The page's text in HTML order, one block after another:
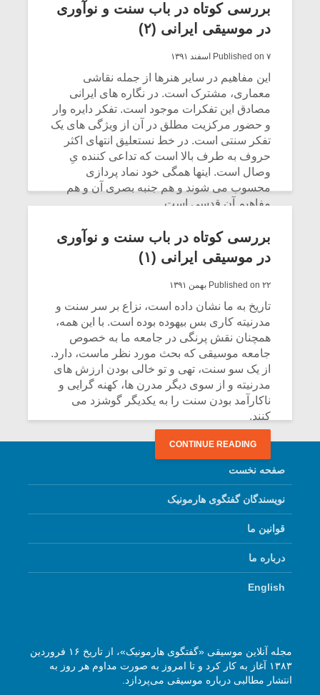
CONTINUE READING
بررسی کوتاه در باب سنت و نوآوری
در موسیقی ایرانی (۲)
Published on ۷ اسفند ۱۳۹۱
این مفاهیم در سایر هنرها از جمله نقاشی
معماری، مشترک است. در نگاره های ایرانی
مصادق این تفکرات موجود است. تفکر دایره وار
و حضور مرکزیت مطلق در آن از ویژگی های یک
تفکر سنتی است. در خط نستعلیق انتهای اکثر
حروف به طرف بالا است که تداعی کننده یِ
وصال است. اینها همگی خود نماد پردازی
محسوب می شوند و هم جنبه بصری آن و هم
مفاهیم آن قدسی است.
CONTINUE READING
بررسی کوتاه در باب سنت و نوآوری
در موسیقی ایرانی (۱)
Published on ۲۲ بهمن ۱۳۹۱
تاریخ به ما نشان داده است، نزاع بر سر سنت و
مدرنیته کاری بس بیهوده بوده است. با این همه،
همچنان نقش پرنگی در جامعه ما به خصوص
جامعه موسیقی که بحث مورد نظر ماست، دارد.
از یک سو سنت، تهی و تو خالی بودن ارزش های
مدرنیته و از سوی دیگر مدرن ها، کهنه گرایی و
ناکارآمد بودن سنت را به یکدیگر گوشزد می
کنند.
CONTINUE READING
صفحه نخست
نویسندگان گفتگوی هارمونیک
قوانین ما
درباره ما
English
مجله آنلاین موسیقی «گفتگوی هارمونیک»، از تاریخ ۱۶ فروردین
۱۳۸۳ آغاز به کار کرد و تا امروز به صورت مداوم هر روز به
انتشار مطالبی درباره موسیقی می‌پردازد.